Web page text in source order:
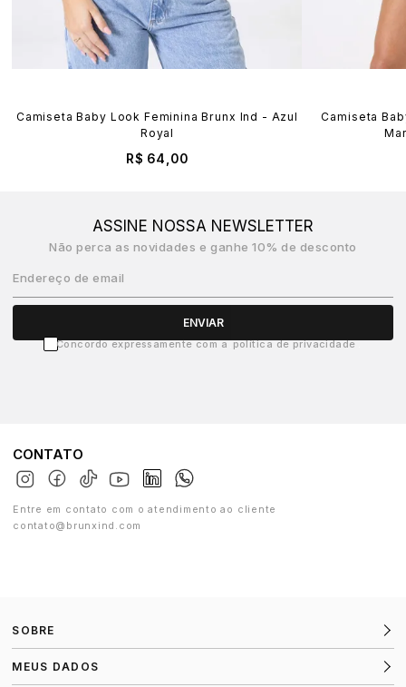
Camiseta Baby Look Feminina Brunx Ind - Azul
Royal
R$ 64,00
Camiseta
ASSINE NOSSA NEWSLETTER
Não perca as novidades e ganhe 10% de desconto
Endereço de email
ENVIAR
Concordo expressamente com a política de privacidade
CONTATO
Entre em contato com o atendimento ao cliente
contato@brunxind.com
SOBRE
MEUS DADOS